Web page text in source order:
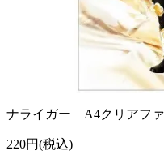
ナライガー A4クリアファ
220円(税込)